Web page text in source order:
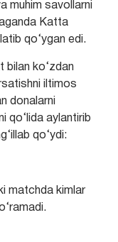
muhim savollarni
Katta
qo‘ygan edi.
bilan ko‘zdan
iltimos
donalarni
qo‘lida aylantirib
qo‘ydi:
matchda kimlar